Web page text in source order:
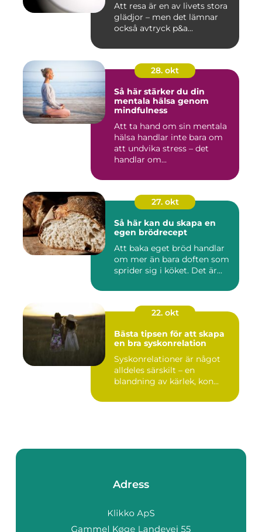
Att resa är en av livets stora
glädjor – men det lämnar
också avtryck p&a...
28. okt
Så här stärker du din
mentala hälsa genom
mindfulness
Att ta hand om sin mentala
hälsa handlar inte bara om
att undvika stress – det
handlar om...
27. okt
Så här kan du skapa en
egen brödrecept
Att baka eget bröd handlar
om mer än bara doften som
sprider sig i köket. Det är...
22. okt
Bästa tipsen för att skapa
en bra syskonrelation
Syskonrelationer är något
alldeles särskilt – en
blandning av kärlek, kon...
Adress